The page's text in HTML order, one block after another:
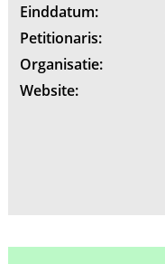
Einddatum:
Petitionaris:
Organisatie:
Website: